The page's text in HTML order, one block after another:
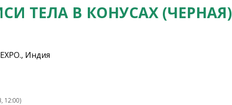
ТЕЛА В КОНУСАХ (ЧЕРНАЯ)
Индия
12:00)